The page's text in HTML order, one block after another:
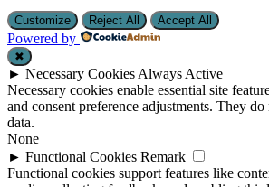
Customize Reject All Accept All
Powered by
✖
► Necessary Cookies Always Active
Necessary cookies enable essential site
and consent preference adjustments. They do
data.
None
► Functional Cookies Remark
Functional cookies support features like